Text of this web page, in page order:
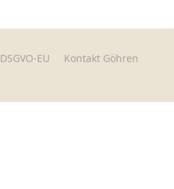
DSGVO-EU
Kontakt Göhren